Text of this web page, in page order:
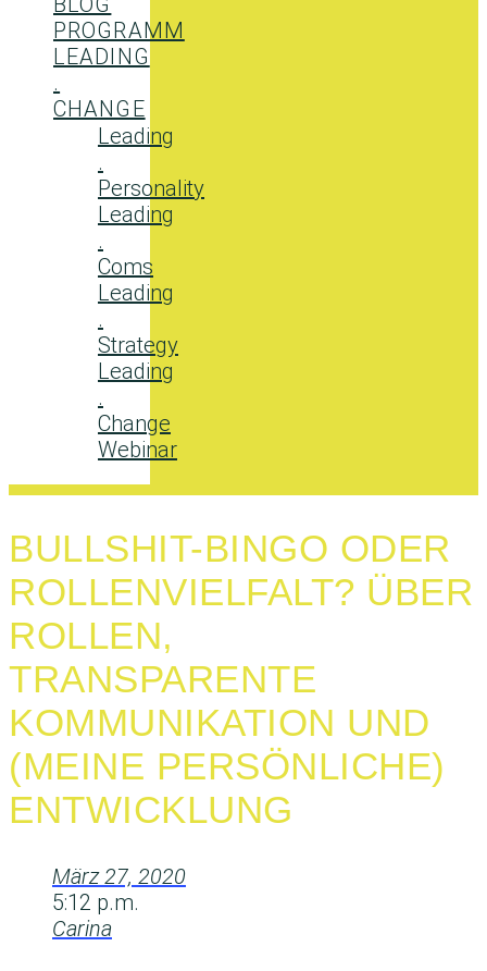
PROGRAMM
LEADING
.
CHANGE
Leading
.
Personality
Leading
.
Coms
Leading
.
Strategy
Leading
.
Change
Webinar
BULLSHIT-BINGO ODER
ROLLENVIELFALT? ÜBER
ROLLEN,
TRANSPARENTE
KOMMUNIKATION UND
(MEINE PERSÖNLICHE)
ENTWICKLUNG
März 27, 2020
5:12 p.m.
Carina